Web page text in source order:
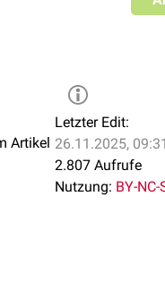
Artikel
Letzter Edit:
26.11.2025, 09:31
2.807 Aufrufe
Nutzung: BY-NC-